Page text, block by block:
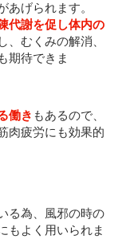
あげられます。
代謝を促し体内の
、 むくみの解消、
期待できま
働き もあるので、
肉疲労にも効果的
る為、風邪の時の
もよく用いられま